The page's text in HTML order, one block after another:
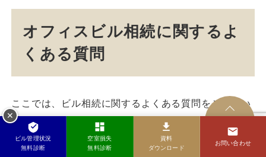
オフィスビル相続に関するよ
くある質問
ここでは、ビル相続に関するよくある質問をご紹介い
たします。
TOP
✕
ビル管理状況
無料診断
空室損失
無料診断
資料
ダウンロード
お問い合わせ